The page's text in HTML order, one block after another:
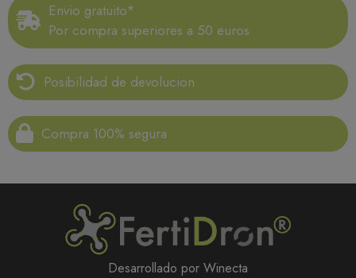
Envio gratuito*
Por compra superiores a 50 euros
Posibilidad de devolucion
Compra 100% segura
Desarrollado por Winecta